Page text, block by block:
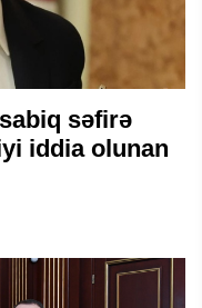
səfirə
iddia olunan